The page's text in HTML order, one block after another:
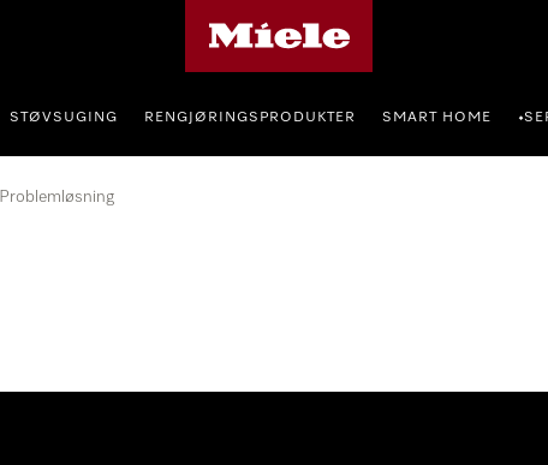
STØVSUGING RENGJØRINGSPRODUKTER SMART HOME •
Problemløsning